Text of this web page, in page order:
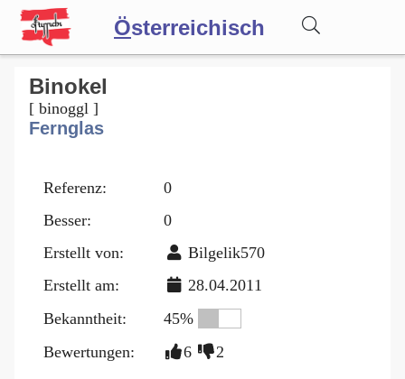
Österreichisch
Wörterbuch
Forum
Blog
Binokel
[ binoggl ]
Fernglas
Referenz:
0
Besser:
0
Erstellt von:
Bilgelik570
Erstellt am:
28.04.2011
Bekanntheit:
45%
Bewertungen:
6 2